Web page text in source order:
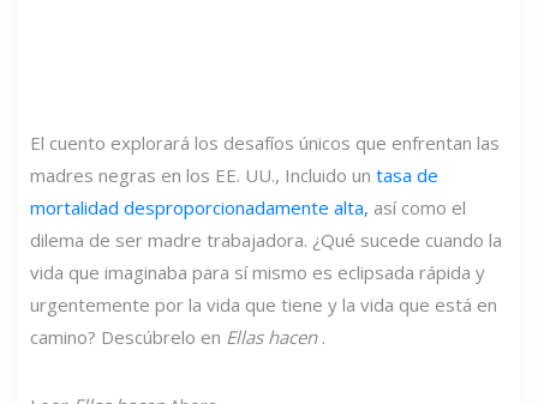
El cuento explorará los desafíos únicos que enfrentan las
madres negras en los EE. UU., Incluido un tasa de
mortalidad desproporcionadamente alta, así como el
dilema de ser madre trabajadora. ¿Qué sucede cuando la
vida que imaginaba para sí mismo es eclipsada rápida y
urgentemente por la vida que tiene y la vida que está en
camino? Descúbrelo en Ellas hacen.